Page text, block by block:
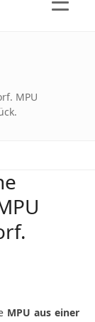
MPU
MPU aus einer